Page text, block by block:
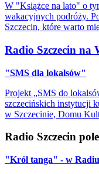
W "Książce na lato" o
wakacyjnych podróży.
Szczecin, które warto
Radio Szczecin na
"SMS dla lokalsów"
Projekt „SMS do
szczecińskich instytucji
w Szczecinie, Domu
Radio Szczecin
"Król tanga" - w Radiu